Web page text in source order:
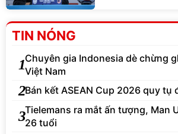
TIN NÓNG
1Chuyên gia Indonesia dè chừng
Việt Nam
2Bán kết ASEAN Cup 2026 quy tụ
3Tielemans ra mắt ấn tượng, Man
26 tuổi